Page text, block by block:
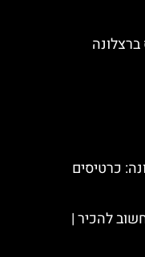
כרטיסים
להכיר |